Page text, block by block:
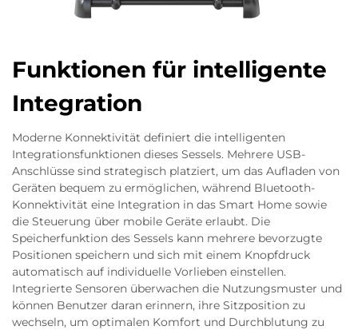
Funktionen für intelligente
Integration
Moderne Konnektivität definiert die intelligenten
Integrationsfunktionen dieses Sessels. Mehrere USB-
Anschlüsse sind strategisch platziert, um das Aufladen von
Geräten bequem zu ermöglichen, während Bluetooth-
Konnektivität eine Integration in das Smart Home sowie
die Steuerung über mobile Geräte erlaubt. Die
Speicherfunktion des Sessels kann mehrere bevorzugte
Positionen speichern und sich mit einem Knopfdruck
automatisch auf individuelle Vorlieben einstellen.
Integrierte Sensoren überwachen die Nutzungsmuster und
können Benutzer daran erinnern, ihre Sitzposition zu
wechseln, um optimalen Komfort und Durchblutung zu